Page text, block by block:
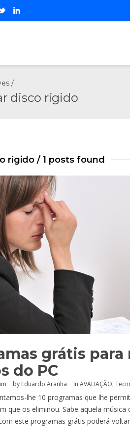
/
disco rígido
rígido / 1 posts found
grátis
do PC
by Eduardo Aranha in AVALIAÇÃO,
lhe 10 programas que lhe
que os eliminou. Sabe aquela
este programas grátis poderá